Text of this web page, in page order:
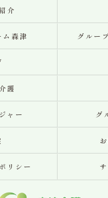
介
ム森津 グルー
護
ャー グ
リシー